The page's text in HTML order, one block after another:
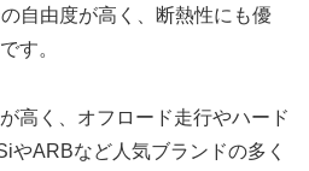
自由度が高く、断熱性にも優
す。
高く、オフロード走行やハード
やARBなど人気ブランドの多く